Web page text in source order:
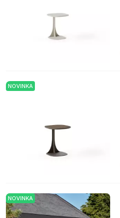
NOVINKA
NOVINKA